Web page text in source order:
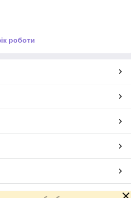
роботи
Prom.ua